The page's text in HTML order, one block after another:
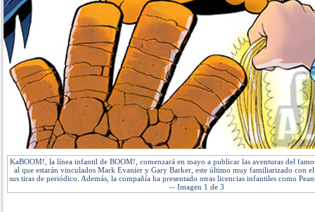
KaBOOM!, la línea infantil de BOOM!, comenzará en mayo a publicar las aventuras del
al que estarán vinculados Mark Evanier y Gary Barker, este último muy familiarizado con
sus tiras de periódico. Además, la compañía ha presentado otras licencias infantiles como
-- Imagen 1 de 3